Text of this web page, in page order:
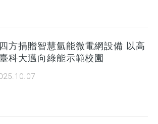
方捐贈智慧氫能微電網設備 以高
科大邁向綠能示範校園